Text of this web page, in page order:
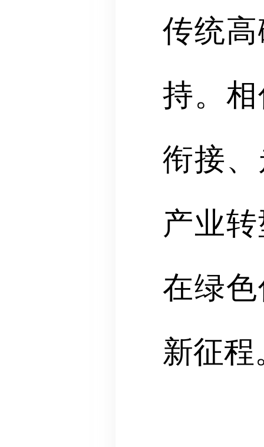
传统
持。
衔接
产业
在绿
新征程